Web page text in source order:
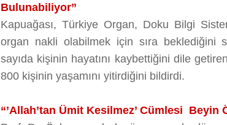
Bulunabiliyor”
Kapuağası, Türkiye Organ, Doku Bilgi
organ nakli olabilmek için sıra beklediğini
sayıda kişinin hayatını kaybettiğini dile
800 kişinin yaşamını yitirdiğini bildirdi.
“’Allah’tan Ümit Kesilmez’ Cümlesi